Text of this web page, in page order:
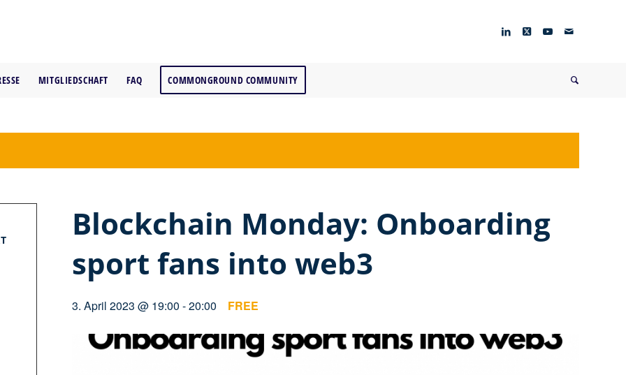
MITGLIEDSCHAFT FAQ COMMONGROUND COMMUNITY
Blockchain Monday: Onboarding
sport fans into web3
3. April 2023 @ 19:00 -20:00 FREE